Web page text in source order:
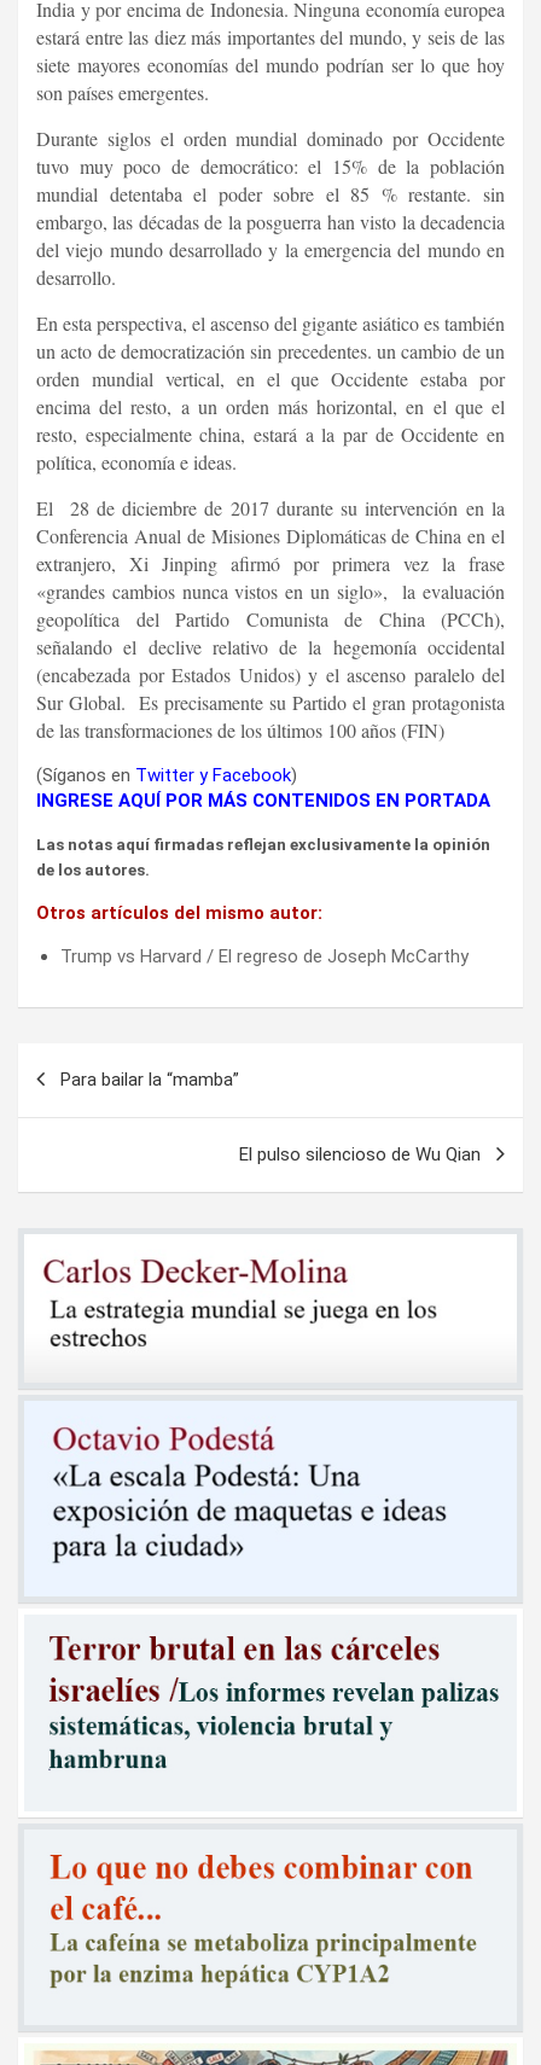
India y por encima de Indonesia. Ninguna economía europea
estará entre las diez más importantes del mundo, y seis de las
siete mayores economías del mundo podrían ser lo que hoy
son países emergentes.
Durante siglos el orden mundial dominado por Occidente
tuvo muy poco de democrático: el 15% de la población
mundial detentaba el poder sobre el 85 % restante. sin
embargo, las décadas de la posguerra han visto la decadencia
del viejo mundo desarrollado y la emergencia del mundo en
desarrollo.
En esta perspectiva, el ascenso del gigante asiático es también
un acto de democratización sin precedentes. un cambio de un
orden mundial vertical, en el que Occidente estaba por
encima del resto, a un orden más horizontal, en el que el
resto, especialmente china, estará a la par de Occidente en
política, economía e ideas.
El 28 de diciembre de 2017 durante su intervención en la
Conferencia Anual de Misiones Diplomáticas de China en el
extranjero, Xi Jinping afirmó por primera vez la frase
«grandes cambios nunca vistos en un siglo», la evaluación
geopolítica del Partido Comunista de China (PCCh),
señalando el declive relativo de la hegemonía occidental
(encabezada por Estados Unidos) y el ascenso paralelo del
Sur Global. Es precisamente su Partido el gran protagonista
de las transformaciones de los últimos 100 años (FIN)
(Síganos en Twitter yFacebook)
INGRESE AQUÍ POR MÁS CONTENIDOS EN PORTADA
Las notas aquí firmadas reflejan exclusivamente la opinión
de los autores.
Otros artículos del mismo autor:
Trump vs Harvard / El regreso de Joseph McCarthy
Para bailar la “mamba”
El pulso silencioso de Wu Qian